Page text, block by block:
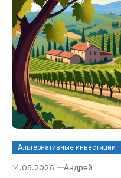
Альтернативные инвестиции
14.05.2026 Андрей